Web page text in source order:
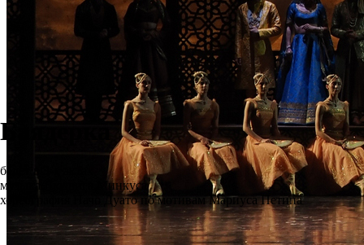
Баядерка
балет в 3-х актах
музыка Людвига Минкуса
хореография Начо Дуато по мотивам Мариуса Петипа